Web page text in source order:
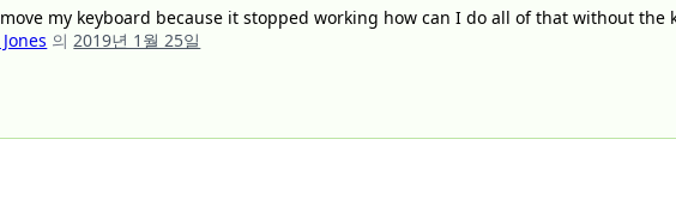
my keyboard because it stopped working how can I do all of that without the
의2019년 1월 25일